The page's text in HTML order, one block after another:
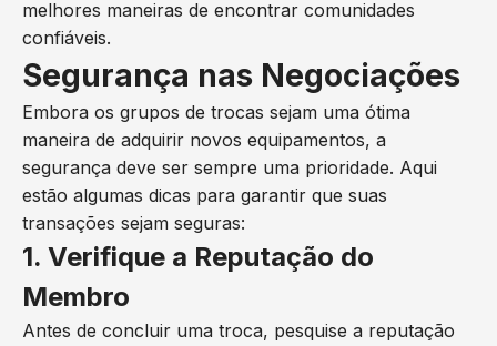
melhores maneiras de encontrar comunidades
confiáveis.
Segurança nas Negociações
Embora os grupos de trocas sejam uma ótima
maneira de adquirir novos equipamentos, a
segurança deve ser sempre uma prioridade. Aqui
estão algumas dicas para garantir que suas
transações sejam seguras:
1. Verifique a Reputação do
Membro
Antes de concluir uma troca, pesquise a reputação